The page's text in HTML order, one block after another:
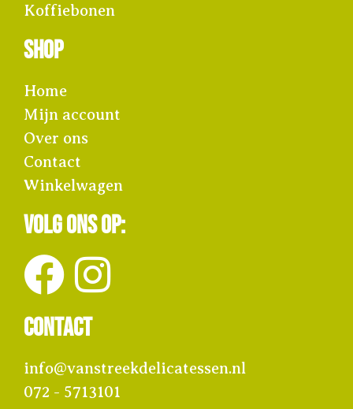
Koffiebonen
Shop
Home
Mijn account
Over ons
Contact
Winkelwagen
Volg ons op:
Contact
info@vanstreekdelicatessen.nl
072 - 5713101